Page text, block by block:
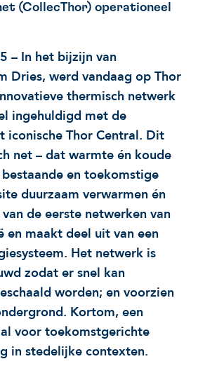
Licenties en spin-offs
VITO4STARTERS
Onze projecten
Ontdek hoe we jou helpen
Impact voor jouw
op drie domeinen
Een regeneratieve
Voorbeeldprojecten
Nieuws en updates
Ontdek hoe VITO je kan
Hoe VITO
ondersteunt
Een regeneratieve
Onze projecten
Wetenschappelijke
Nieuws en projectupdates
Alles over onderzoek
Onderzoeksfocus
impactdomeinen
Een regeneratieve
(CollecThor) operationeel
– In het bijzijn van
Dries, werd vandaag op Thor
thermisch netwerk
ingehuldigd met de
iconische Thor Central. Dit
net – dat warmte én koude
en toekomstige
duurzaam verwarmen én
de eerste netwerken van
en maakt deel uit van een
Het netwerk is
zodat er snel kan
worden; en voorzien
Kortom, een
voor toekomstgerichte
in stedelijke contexten.